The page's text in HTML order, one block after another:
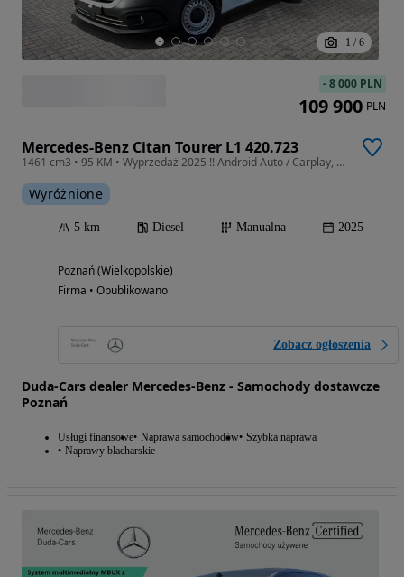
1 / 6
Mercedes-Benz Citan Tourer L1 420.723
1461 cm3 • 95 KM • Wyprzedaż 2025 !! Android Auto / Carplay, Kamera, LED, OD RĘKI !!
Wyróżnione
5 km Diesel Manualna 2025
Poznań (Wielkopolskie)
Firma • Opublikowano
Zobacz ogłoszenia
Duda-Cars dealer Mercedes-Benz - Samochody dostawcze
Poznań
Usługi finansowe Naprawa samochodów Szybka naprawa
Naprawy blacharskie
-8 000 PLN
109 900 PLN